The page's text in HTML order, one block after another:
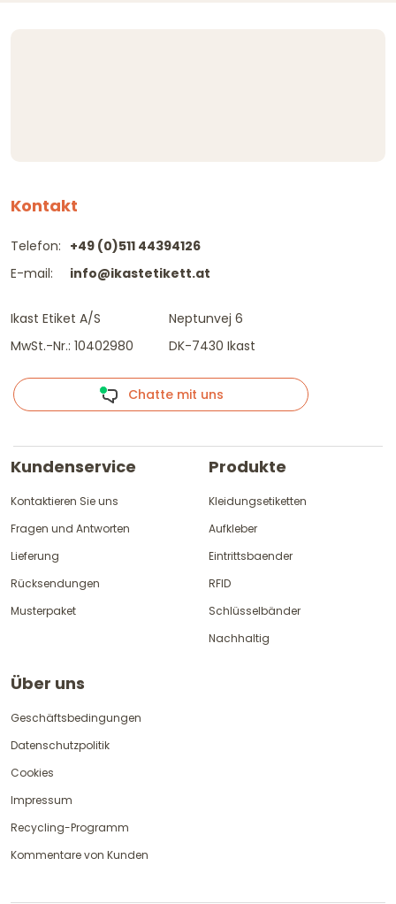
Kontakt
Telefon:
E-mail:
+49 (0)511 44394126
info@ikastetikett.at
Ikast Etiket A/S
MwSt.-Nr.: 10402980
Neptunvej 6
DK-7430 Ikast
Chatte mit uns
Kundenservice
Kontaktieren Sie uns
Fragen und Antworten
Lieferung
Rücksendungen
Musterpaket
Produkte
Kleidungsetiketten
Aufkleber
Eintrittsbaender
RFID
Schlüsselbänder
Nachhaltig
Über uns
Geschäftsbedingungen
Datenschutzpolitik
Cookies
Impressum
Recycling-Programm
Kommentare von Kunden